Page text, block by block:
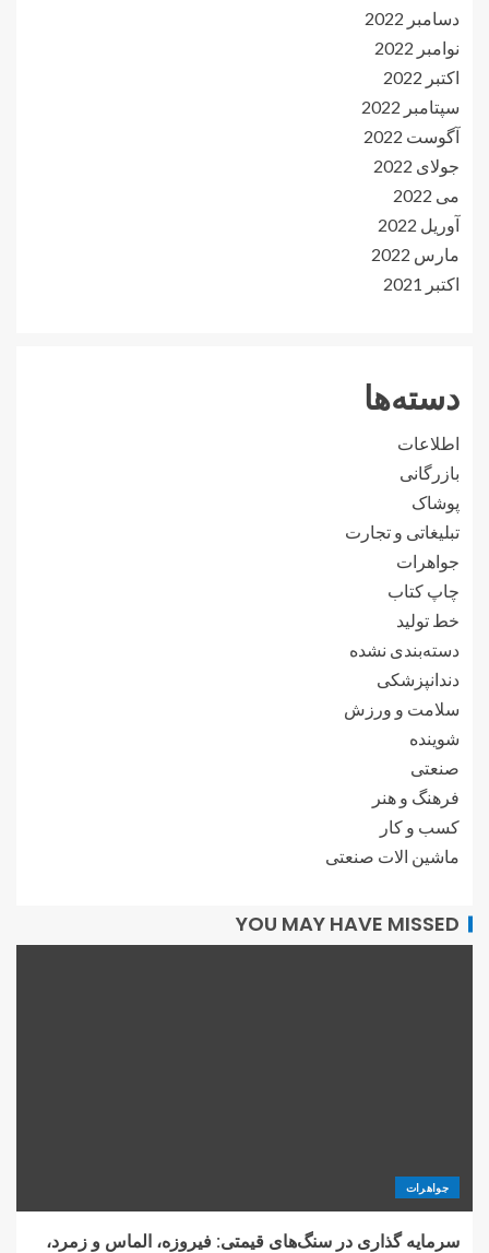
دسامبر 2022
نوامبر 2022
اکتبر 2022
سپتامبر 2022
آگوست 2022
جولای 2022
می 2022
آوریل 2022
مارس 2022
اکتبر 2021
دسته‌ها
اطلاعات
بازرگانی
پوشاک
تبلیغاتی و تجارت
جواهرات
چاپ کتاب
خط تولید
دسته‌بندی نشده
دندانپزشکی
سلامت و ورزش
شوینده
صنعتی
فرهنگ و هنر
کسب و کار
ماشین الات صنعتی
YOU MAY HAVE MISSED
جواهرات
سرمایه گذاری در سنگ‌های قیمتی: فیروزه، الماس و زمرد،